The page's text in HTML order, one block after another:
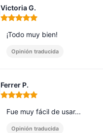
Victoria G.
Nota: 5 de 5
¡Todo muy bien!
Opinión traducida
Ferrer P.
Nota: 5 de 5
Fue muy fácil de usar...
Opinión traducida